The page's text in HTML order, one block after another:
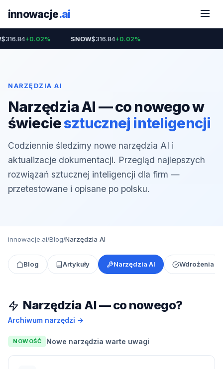
innowacje.ai
$316.84+0.02% SNOW$316.84+0.02%
NARZĘDZIA AI
Narzędzia AI — co nowego w
świeciesztucznej inteligencji
Codziennie śledzimy nowe narzędzia AI i
aktualizacje dokumentacji. Przegląd najlepszych
rozwiązań sztucznej inteligencji dla firm —
przetestowane i opisane po polsku.
innowacje.ai/Blog/Narzędzia AI
Blog Artykuły Narzędzia AI Wdrożenia
Narzędzia AI — co nowego?
Archiwum narzędzi →
NOWOŚĆ Nowe narzędzia warte uwagi